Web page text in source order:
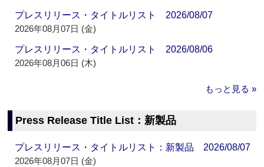
プレスリリース・タイトルリスト 2026/08/07
2026年08月07日 (金)
プレスリリース・タイトルリスト 2026/08/06
2026年08月06日 (木)
もっと見る »
Press Release Title List：新製品
プレスリリース・タイトルリスト：新製品 2026/08/07
2026年08月07日 (金)